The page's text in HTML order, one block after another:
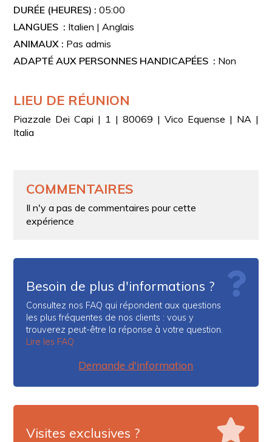
DURÉE (HEURES) :05:00
LANGUES : Italien | Anglais
ANIMAUX : Pas admis
ADAPTÉ AUX PERSONNES HANDICAPÉES : Non
LIEU DE RÉUNION
Piazzale Dei Capi | 1 | 80069 | Vico Equense | NA |
Italia
COMMENTAIRES
Il n'y a pas de commentaires pour cette
expérience
Besoin de plus d'informations ?
Consultez nos FAQ qui répondent aux questions
les plus fréquentes de nos clients : vous y
trouverez peut-être la réponse à votre question.
Lire les FAQ
Demande d'information
Visites exclusives ?